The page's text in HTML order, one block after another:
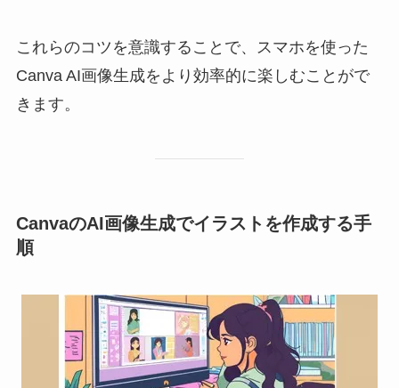
これらのコツを意識することで、スマホを使った
Canva AI画像生成をより効率的に楽しむことがで
きます。
CanvaのAI画像生成でイラストを作成する手
順